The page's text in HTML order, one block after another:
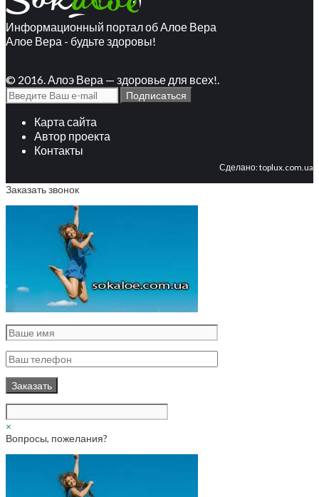
Информационный портал об Алое Вера
Алое Вера - будьте здоровы!
© 2016. Алоэ Вера — здоровье для всех!.
Карта сайта
Автор проекта
Контакты
Сделано:toplux.com.ua
Заказать звонок
×
Вопросы, пожелания?